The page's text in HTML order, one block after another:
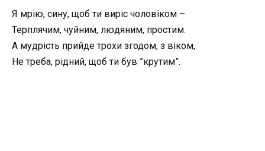
Я мрію, сину, щоб ти виріс чоловіком –
Терплячим, чуйним, людяним, простим.
А мудрість прийде трохи згодом, з віком,
Не треба, рідний, щоб ти був ”крутим”.